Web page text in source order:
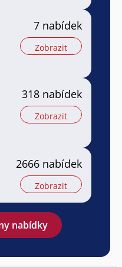
7 nabídek
Zobrazit
318 nabídek
Zobrazit
2666 nabídek
Zobrazit
nabídky